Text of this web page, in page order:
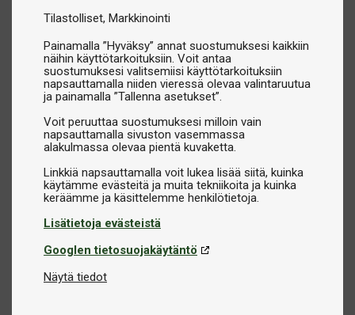
Tilastolliset Markkinointi
Painamalla ”Hyväksy” annat suostumuksesi kaikkiin
näihin käyttötarkoituksiin. Voit antaa
suostumuksesi valitsemiisi käyttötarkoituksiin
napsauttamalla niiden vieressä olevaa valintaruutua
ja painamalla ”Tallenna asetukset”.
Voit peruuttaa suostumuksesi milloin vain
napsauttamalla sivuston vasemmassa
alakulmassa olevaa pientä kuvaketta.
Linkkiä napsauttamalla voit lukea lisää siitä, kuinka
käytämme evästeitä ja muita tekniikoita ja kuinka
Lisätietoja evästeistä
Googlen tietosuojakäytäntö
Näytä tiedot